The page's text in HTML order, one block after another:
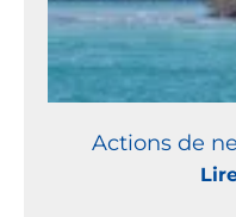
Actions de